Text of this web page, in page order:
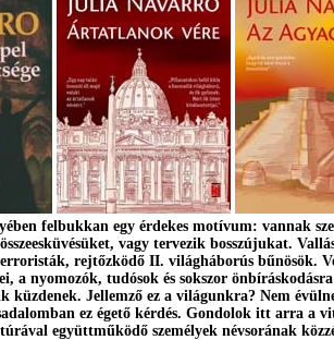
felbukkan egy érdekes motívum: vannak
vagy tervezik bosszújukat.
rejtőzködő II. világháborús bűnösök.
a nyomozók, tudósok és sokszor
küzdenek. Jellemző ez a világunkra? Nem
ez égető kérdés. Gondolok itt arra a
együttműködő személyek névsorának